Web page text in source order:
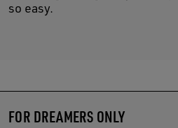
so easy.
FOR DREAMERS ONLY